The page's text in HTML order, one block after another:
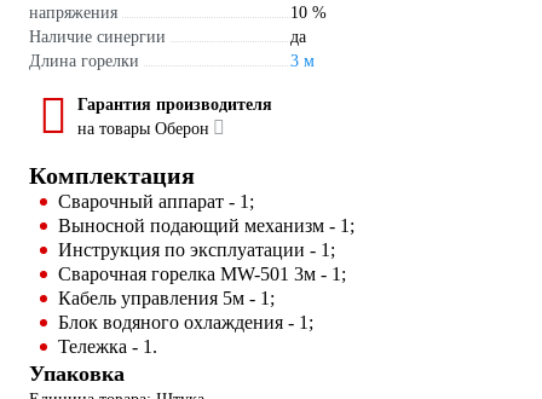
напряжения
10 %
Наличие синергии
да
Длина горелки
3 м
Гарантия производителя
на товары Оберон
Комплектация
Сварочный аппарат - 1;
Выносной подающий механизм - 1;
Инструкция по эксплуатации - 1;
Сварочная горелка MW-501 3м - 1;
Кабель управления 5м - 1;
Блок водяного охлаждения - 1;
Тележка - 1.
Упаковка